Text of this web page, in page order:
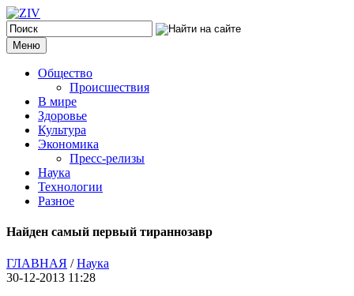
Меню
Общество
Происшествия
В мире
Здоровье
Культура
Экономика
Пресс-релизы
Наука
Технологии
Разное
Найден самый первый тираннозавр
ГЛАВНАЯ /Наука
30-12-2013 11:28